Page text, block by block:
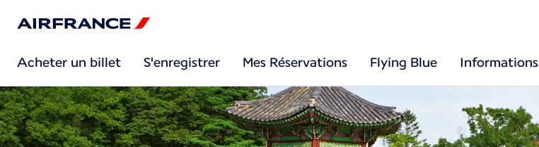
Acheter un billet S'enregistrer Mes Réservations Flying Blue Informations